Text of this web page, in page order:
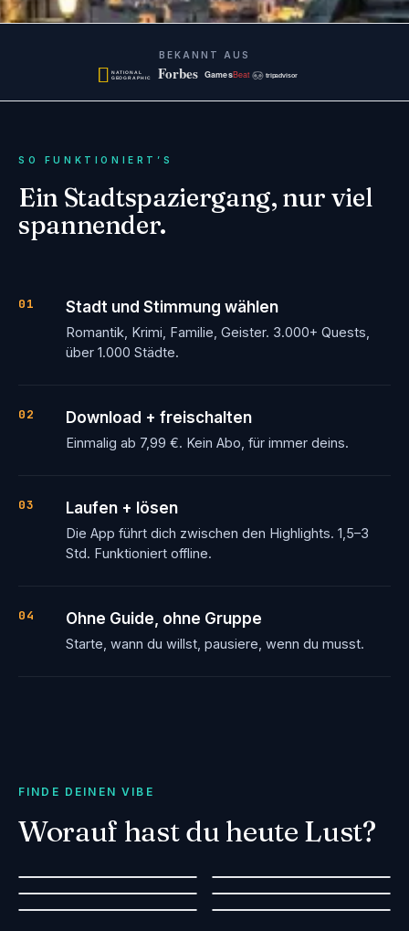
BEKANNT AUS
SO FUNKTIONIERT’S
Ein Stadtspaziergang, nur viel
spannender.
01 Stadt und Stimmung wählen
Romantik, Krimi, Familie, Geister. 3.000+ Quests,
über 1.000 Städte.
02 Download + freischalten
Einmalig ab 7,99 €. Kein Abo, für immer deins.
03 Laufen + lösen
Die App führt dich zwischen den Highlights. 1,5–3
Std. Funktioniert offline.
04 Ohne Guide, ohne Gruppe
Starte, wann du willst, pausiere, wenn du musst.
FINDE DEINEN VIBE
Worauf hast du heute Lust?
Romantische
Auszeit
Squad Goals
Stadtspaziergang
Geschichten